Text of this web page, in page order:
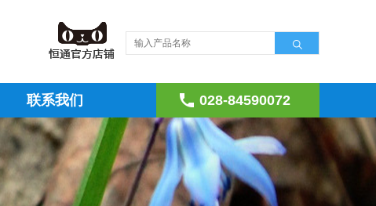
联系我们 028-84590072